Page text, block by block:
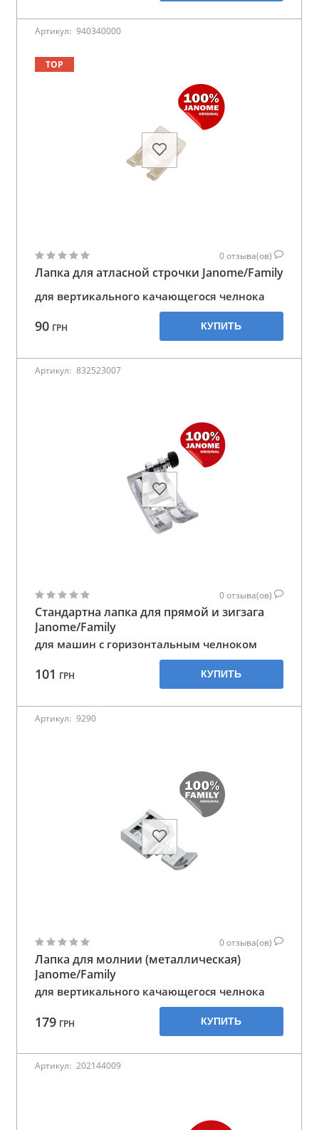
Артикул: 940340000
TOP
0отзыва(ов)
Лапка для атласной строчки Janome/Family
для вертикального качающегося челнока
90 ГРН КУПИТЬ
Артикул: 832523007
0отзыва(ов)
Стандартна лапка для прямой и зигзага
Janome/Family
для машин с горизонтальным челноком
101 ГРН КУПИТЬ
Артикул: 9290
0отзыва(ов)
Лапка для молнии (металлическая)
Janome/Family
для вертикального качающегося челнока
179 ГРН КУПИТЬ
Артикул: 202144009